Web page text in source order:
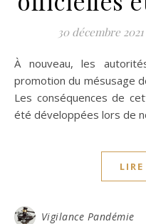
30 décembre 2021
À nouveau, les autorités officielles semblent faire la
promotion du mésusage
Les conséquences de
été développées lors de
Vigilance Pandémie